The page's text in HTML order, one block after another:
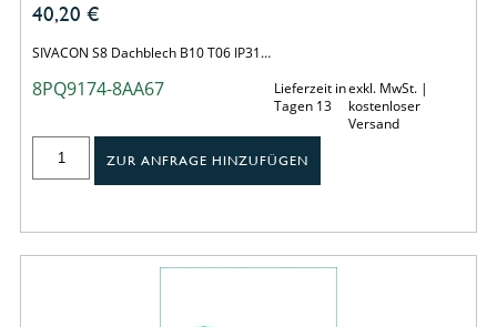
40,20 €
SIVACON S8 Dachblech B10 T06 IP31…
8PQ9174-8AA67
Lieferzeit in
Tagen 13
exkl. MwSt. |
kostenloser
Versand
ZUR ANFRAGE HINZUFÜGEN